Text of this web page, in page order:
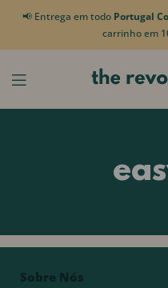
📢 Entrega em todo Portugal
carrinho em
Sobre Nós